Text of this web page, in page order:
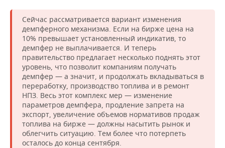
Сейчас рассматривается вариант изменения
демпферного механизма. Если на бирже цена на
10% превышает установленный индикатив, то
демпфер не выплачивается. И теперь
правительство предлагает несколько поднять этот
уровень, что позволит компаниям получать
демпфер — а значит, и продолжать вкладываться в
переработку, производство топлива и в ремонт
НПЗ. Весь этот комплекс мер — изменение
параметров демпфера, продление запрета на
экспорт, увеличение объемов нормативов продаж
топлива на бирже — должны насытить рынок и
облегчить ситуацию. Тем более что потерпеть
осталось до конца сентября.